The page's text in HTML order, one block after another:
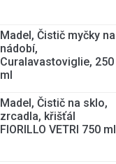
Madel, Čistič myčky na
nádobí,
Curalavastoviglie, 250
ml
Madel, Čistič na sklo,
zrcadla, křišťál
FIORILLO VETRI 750 ml